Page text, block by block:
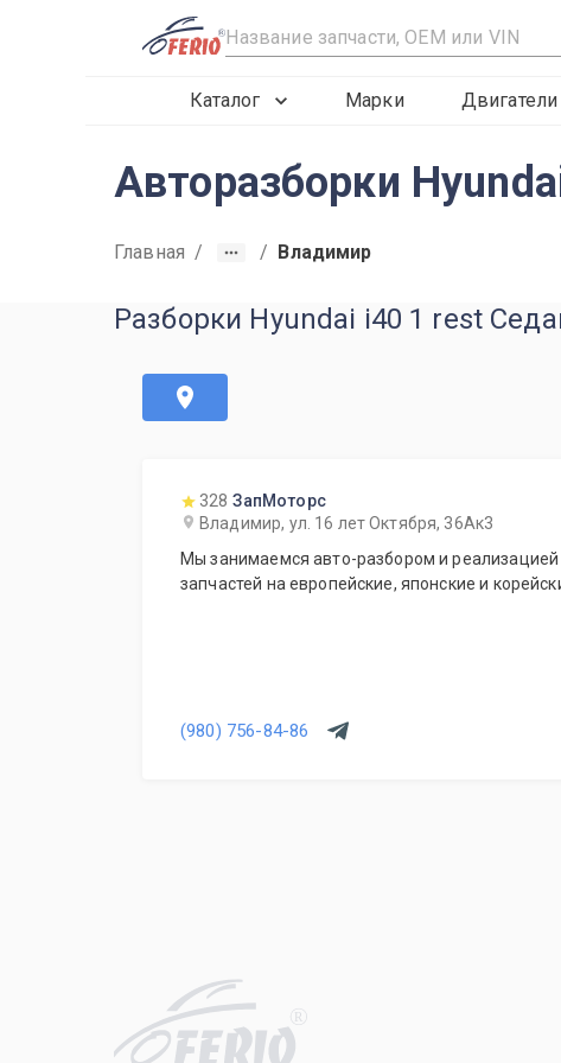
R
Каталог Марки Двигатели
Авторазборки
Главная / / Владимир
Разборки Hyundai i40 1 rest
328 ЗапМоторс
Владимир, ул. 16 лет Октября, 36Ак3
Мы занимаемся авто-разбором и
запчастей на европейские, японские и
(980) 756-84-86
R